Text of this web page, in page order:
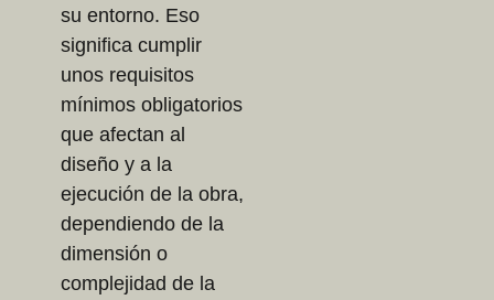
su entorno. Eso
significa cumplir
unos requisitos
mínimos obligatorios
que afectan al
diseño y a la
ejecución de la obra,
dependiendo de la
dimensión o
complejidad de la